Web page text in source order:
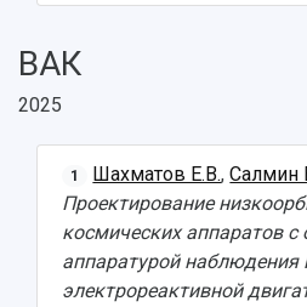
ВАК
2025
1 Шахматов Е.В.,Салмин
Проектирование
космических аппаратов с
аппаратурой
электрореактивной